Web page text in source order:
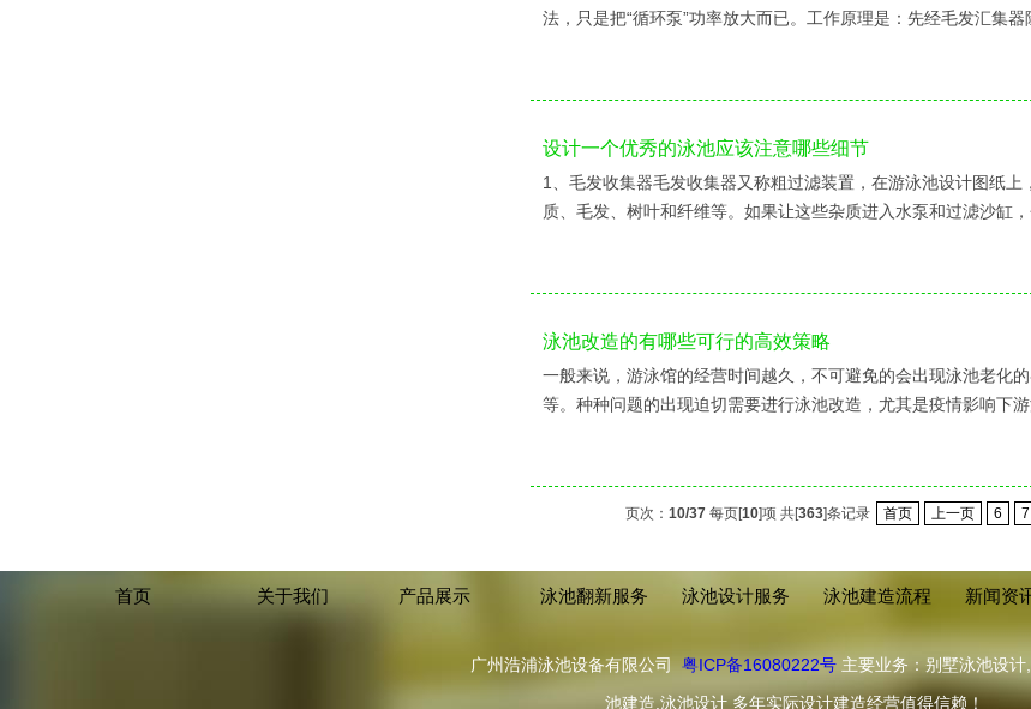
法，只是把“循环泵”功率放大而已。工作原理是：先经毛发汇集
设计一个优秀的泳池应该注意哪些细节
1、毛发收集器毛发收集器又称粗过滤装置，在游泳池设计图纸
质、毛发、树叶和纤维等。如果让这些杂质进入水泵和过滤沙缸
泳池改造的有哪些可行的高效策略
一般来说，游泳馆的经营时间越久，不可避免的会出现泳池老化
等。种种问题的出现迫切需要进行泳池改造，尤其是疫情影响下
页次： 10/37每页[10]项 共[363]条记录 首页 上一页 6 7
首页 关于我们 产品展示 泳池翻新服务 泳池设计服务 泳池建造流程 新闻资
广州浩浦泳池设备有限公司 粤ICP备16080222号主要业务：别墅泳池设计
池建造,泳池设计 多年实际设计建造经营值得信赖！